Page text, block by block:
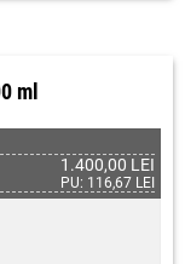
ml
1.400,00 LEI
PU: 116,67 LEI